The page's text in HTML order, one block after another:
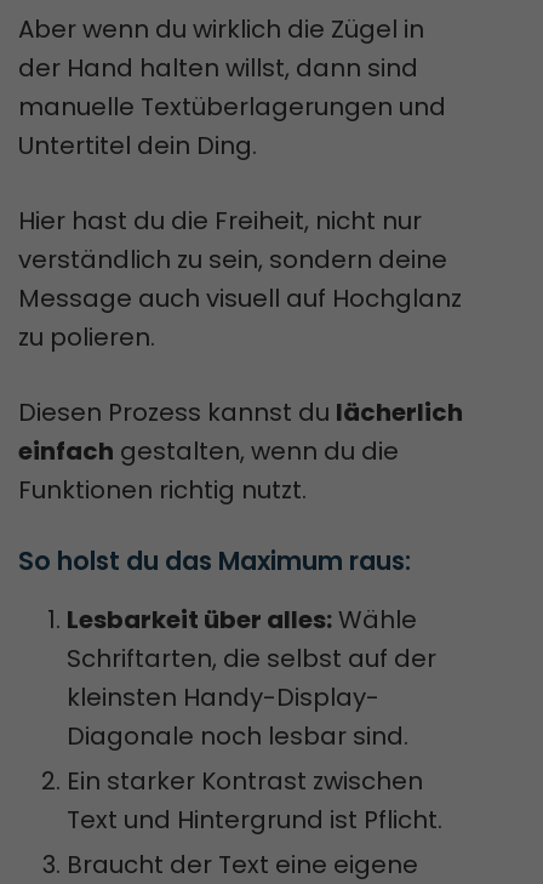
Aber wenn du wirklich die Zügel in
der Hand halten willst, dann sind
manuelle Textüberlagerungen und
Untertitel dein Ding.
Hier hast du die Freiheit, nicht nur
verständlich zu sein, sondern deine
Message auch visuell auf Hochglanz
zu polieren.
Diesen Prozess kannst du lächerlich
einfach gestalten, wenn du die
Funktionen richtig nutzt.
So holst du das Maximum raus:
Lesbarkeit über alles:Wähle
Schriftarten, die selbst auf der
kleinsten Handy-Display-
Diagonale noch lesbar sind.
Ein starker Kontrast zwischen
Text und Hintergrund ist Pflicht.
Braucht der Text eine eigene